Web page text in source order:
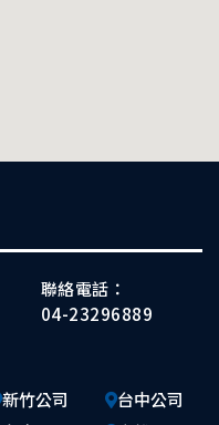
聯絡電話：
04-23296889
新竹公司
台中公司